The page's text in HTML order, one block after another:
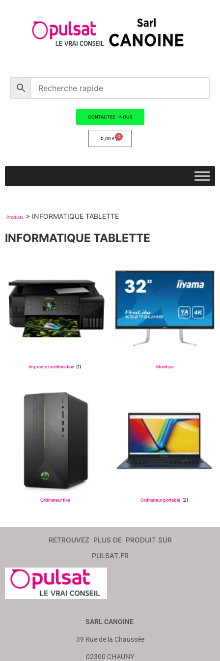
CONTACTEZ - NOUS
0,00€ 0
Produits > INFORMATIQUE TABLETTE
INFORMATIQUE TABLETTE
Imprante multifonction (1) Moniteur
Ordinateur fixe Ordinateur portable (2)
RETROUVEZ PLUS DE PRODUIT SUR
PULSAT.FR
SARL CANOINE
39 Rue de la Chaussée
02300 CHAUNY